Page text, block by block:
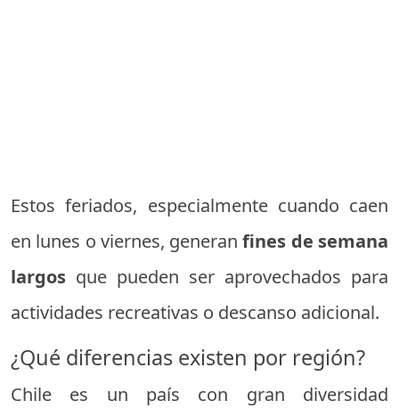
Estos feriados, especialmente cuando caen
en lunes o viernes, generanfines de semana
largos que pueden ser aprovechados para
actividades recreativas o descanso adicional.
¿Qué diferencias existen por región?
Chile es un país con gran diversidad